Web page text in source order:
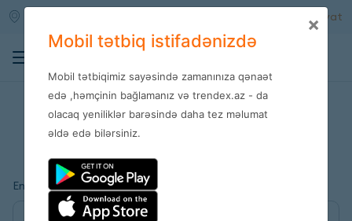
Qeydiyyat
Daxil ol
Email
×
Mobil tətbiq istifadənizdə
Mobil tətbiqimiz sayəsində zamanınıza qənaət
edə ,həmçinin bağlamanız və trendex.az - da
olacaq yeniliklər barəsində daha tez məlumat
əldə edə bilərsiniz.